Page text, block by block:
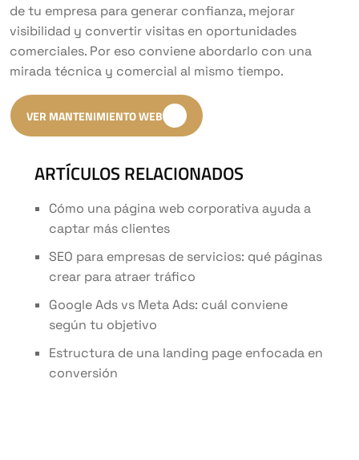
de tu empresa para generar confianza, mejorar
visibilidad y convertir visitas en oportunidades
comerciales. Por eso conviene abordarlo con una
mirada técnica y comercial al mismo tiempo.
VER MANTENIMIENTO WEB
ARTÍCULOS RELACIONADOS
Cómo una página web corporativa ayuda a
captar más clientes
SEO para empresas de servicios: qué páginas
crear para atraer tráfico
Google Ads vs Meta Ads: cuál conviene
según tu objetivo
Estructura de una landing page enfocada en
conversión